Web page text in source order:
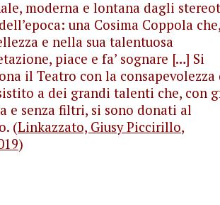
moderna e lontana dagli
una Cosima Coppola che,
e nella sua talentuosa
piace e fa’ sognare […] Si
il Teatro con la consapevolezza
a dei grandi talenti che, con
e senza filtri, si sono donati al
(Linkazzato, Giusy Piccirillo,
)